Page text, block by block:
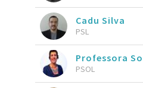
Cadu Silva
PSL
Professora
PSOL